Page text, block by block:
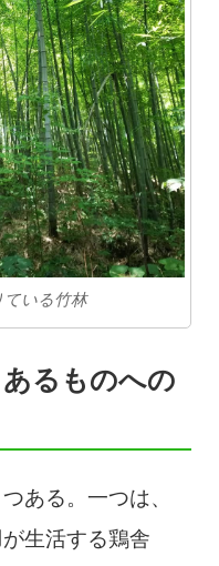
ている竹林
あるものへの
ある。一つは、
生活する鶏舎